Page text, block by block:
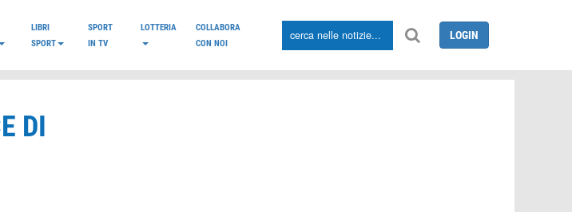
LIBRI
SPORT
SPORT
IN TV
LOTTERIA
COLLABORA
CON NOI
LOGIN
DI